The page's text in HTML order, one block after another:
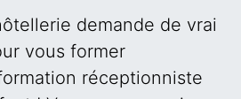
demande de vrai
vous former
réceptionniste